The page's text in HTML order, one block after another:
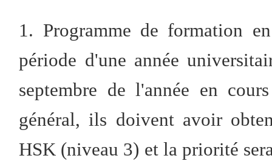
1. Programme de formation
période d'une année
septembre de l'année en
général, ils doivent avoir
HSK (niveau 3) et la priorité